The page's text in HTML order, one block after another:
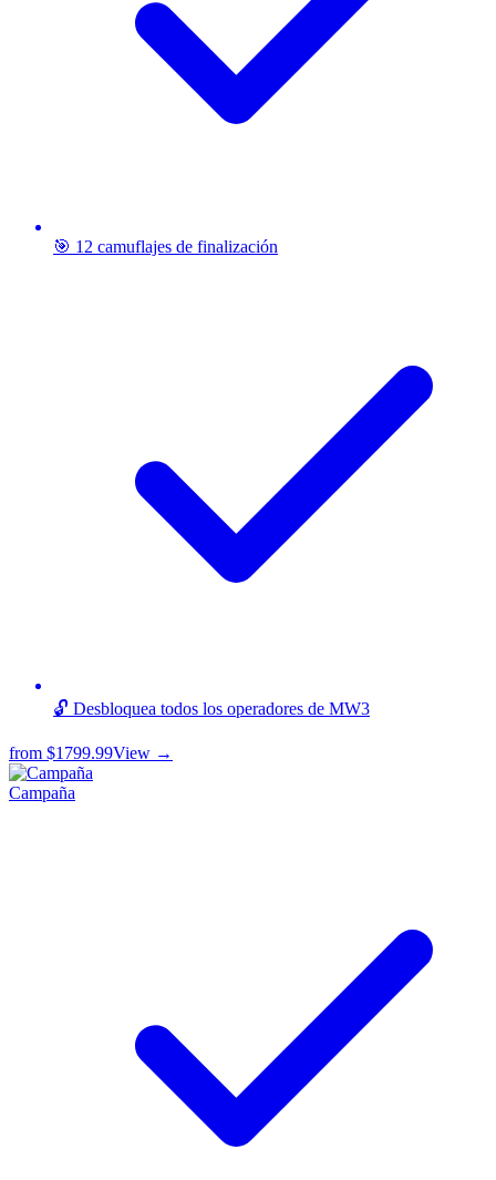
🎯 12 camuflajes de finalización
🔓 Desbloquea todos los operadores de MW3
from $1799.99View →
Campaña